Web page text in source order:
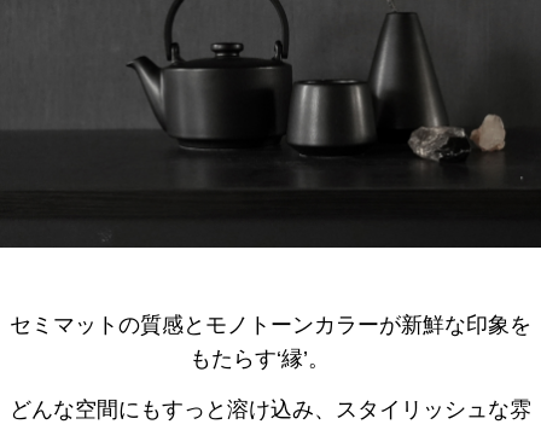
セミマットの質感とモノトーンカラーが新鮮な印象を
もたらす‘縁’。
どんな空間にもすっと溶け込み、スタイリッシュな雰